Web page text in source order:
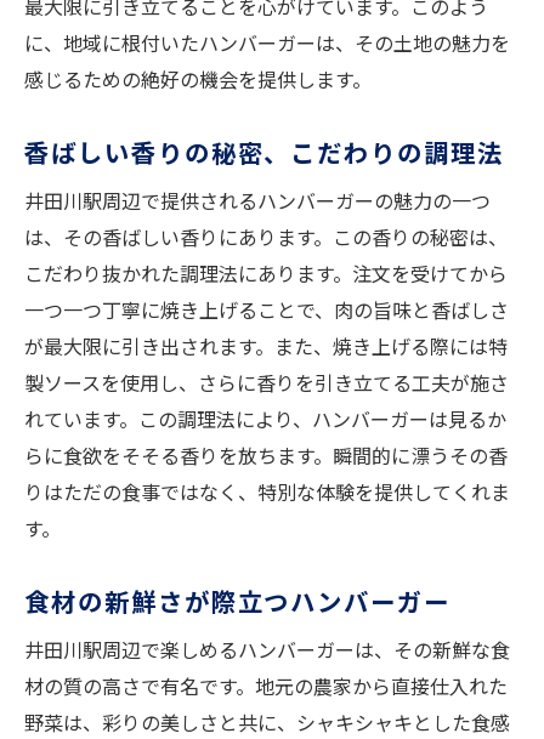
最大限に引き立てることを心がけています。このよう
に、地域に根付いたハンバーガーは、その土地の魅力を
感じるための絶好の機会を提供します。
香ばしい香りの秘密、こだわりの調理法
井田川駅周辺で提供されるハンバーガーの魅力の一つ
は、その香ばしい香りにあります。この香りの秘密は、
こだわり抜かれた調理法にあります。注文を受けてから
一つ一つ丁寧に焼き上げることで、肉の旨味と香ばしさ
が最大限に引き出されます。また、焼き上げる際には特
製ソースを使用し、さらに香りを引き立てる工夫が施さ
れています。この調理法により、ハンバーガーは見るか
らに食欲をそそる香りを放ちます。瞬間的に漂うその香
りはただの食事ではなく、特別な体験を提供してくれま
す。
食材の新鮮さが際立つハンバーガー
井田川駅周辺で楽しめるハンバーガーは、その新鮮な食
材の質の高さで有名です。地元の農家から直接仕入れた
野菜は、彩りの美しさと共に、シャキシャキとした食感